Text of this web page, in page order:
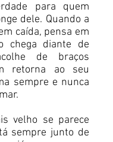
para quem
dele. Quando a
caída, pensa em
chega diante de
de braços
retorna ao seu
sempre e nunca
velho se parece
sempre junto de